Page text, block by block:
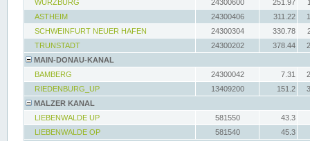
WÜRZBURG 24300600 251.97
ASTHEIM
24300406 311.22
SCHWEINFURT NEUER HAFEN
24300304 330.78
TRUNSTADT
24300202 378.44
MAIN-DONAU-KANAL
BAMBERG
24300042 7.31
RIEDENBURG_UP
13409200 151.2
MALZER KANAL
LIEBENWALDE UP
581550
43.3
LIEBENWALDE OP
581540
45.3